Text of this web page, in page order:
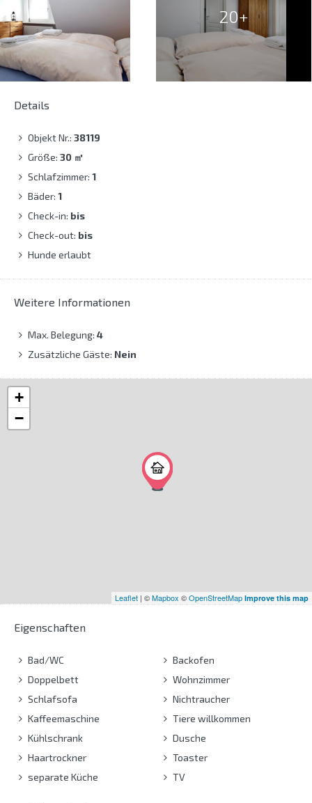
20+
Details
Objekt Nr.: 38119
Größe: 30 ㎡
Schlafzimmer: 1
Bäder: 1
Check-in: bis
Check-out: bis
Hunde erlaubt
Weitere Informationen
Max. Belegung: 4
Zusätzliche Gäste: Nein
+
−
Leaflet | ©Mapbox ©OpenStreetMap Improve this map
Eigenschaften
Bad/WC
Doppelbett
Schlafsofa
Kaffeemaschine
Kühlschrank
Haartrockner
separate Küche
Backofen
Wohnzimmer
Nichtraucher
Tiere willkommen
Dusche
Toaster
TV